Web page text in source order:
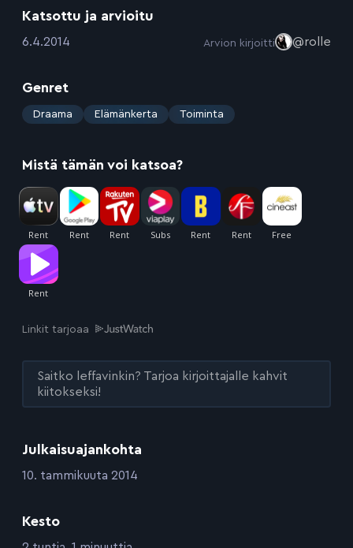
Julkaisuajankohta
:10. tammikuuta 2014
Kesto
Katsottu ja arvioitu
:6.4.2014 Arvion kirjoitti @rolle
Genret
: Draama Elämänkerta Toiminta
Mistä tämän voi katsoa?
Linkit tarjoaa
Saitko leffavinkin? Tarjoa kirjoittajalle kahvit
kiitokseksi!